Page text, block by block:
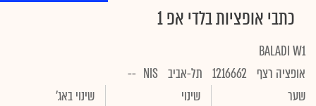
כתבי אופציות בלדי אפ 1
BALADI W1
אופציה רצף 1216662 תל-אביב NIS
--
שער
שינוי שינוי באג'